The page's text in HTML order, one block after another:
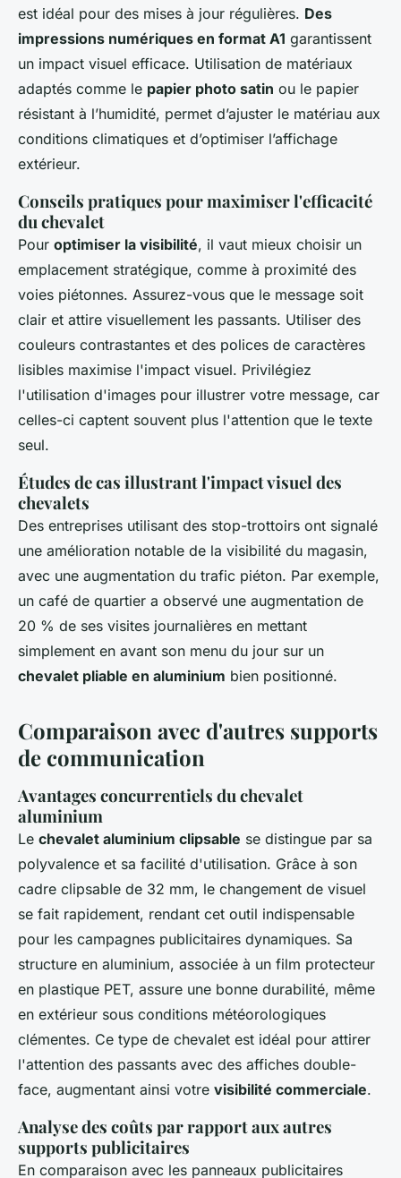
est idéal pour des mises à jour régulières. Des
impressions numériques en format A1 garantissent
un impact visuel efficace. Utilisation de matériaux
adaptés comme le papier photo satin ou le papier
résistant à l’humidité, permet d’ajuster le matériau aux
conditions climatiques et d’optimiser l’affichage
extérieur.
Conseils pratiques pour maximiser l'efficacité
du chevalet
Pour optimiser la visibilité, il vaut mieux choisir un
emplacement stratégique, comme à proximité des
voies piétonnes. Assurez-vous que le message soit
clair et attire visuellement les passants. Utiliser des
couleurs contrastantes et des polices de caractères
lisibles maximise l'impact visuel. Privilégiez
l'utilisation d'images pour illustrer votre message, car
celles-ci captent souvent plus l'attention que le texte
seul.
Études de cas illustrant l'impact visuel des
chevalets
Des entreprises utilisant des stop-trottoirs ont signalé
une amélioration notable de la visibilité du magasin,
avec une augmentation du trafic piéton. Par exemple,
un café de quartier a observé une augmentation de
20 % de ses visites journalières en mettant
simplement en avant son menu du jour sur un
chevalet pliable en aluminium bien positionné.
Comparaison avec d'autres supports
de communication
Avantages concurrentiels du chevalet
aluminium
Le chevalet aluminium clipsable se distingue par sa
polyvalence et sa facilité d'utilisation. Grâce à son
cadre clipsable de 32 mm, le changement de visuel
se fait rapidement, rendant cet outil indispensable
pour les campagnes publicitaires dynamiques. Sa
structure en aluminium, associée à un film protecteur
en plastique PET, assure une bonne durabilité, même
en extérieur sous conditions météorologiques
clémentes. Ce type de chevalet est idéal pour attirer
l'attention des passants avec des affiches double-
face, augmentant ainsi votre visibilité commerciale.
Analyse des coûts par rapport aux autres
supports publicitaires
En comparaison avec les panneaux publicitaires